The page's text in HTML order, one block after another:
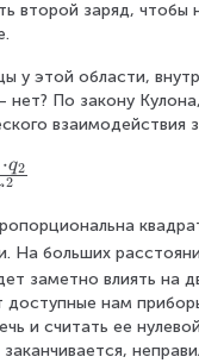
второй заряд, чтобы
у этой области,
нет? По закону
взаимодействия
2
⋅q2
На больших
заметно влиять на
доступные нам
и считать ее